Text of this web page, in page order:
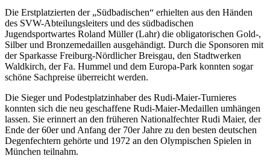
Die Erstplatzierten der „Südbadischen“ erhielten aus den Händen
des SVW-Abteilungsleiters und des südbadischen
Jugendsportwartes Roland Müller (Lahr) die obligatorischen Gold-,
Silber und Bronzemedaillen ausgehändigt. Durch die Sponsoren mit
der Sparkasse Freiburg-Nördlicher Breisgau, den Stadtwerken
Waldkirch, der Fa. Hummel und dem Europa-Park konnten sogar
schöne Sachpreise überreicht werden.
Die Sieger und Podestplatzinhaber des Rudi-Maier-Turnieres
konnten sich die neu geschaffene Rudi-Maier-Medaillen umhängen
lassen. Sie erinnert an den früheren Nationalfechter Rudi Maier, der
Ende der 60er und Anfang der 70er Jahre zu den besten deutschen
Degenfechtern gehörte und 1972 an den Olympischen Spielen in
München teilnahm.